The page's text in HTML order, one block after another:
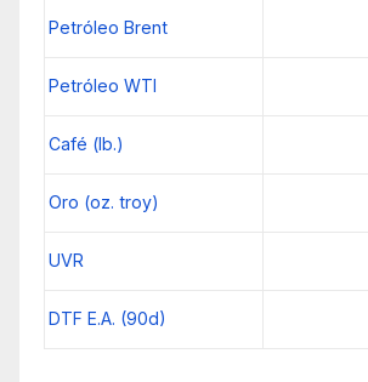
Petróleo Brent
Petróleo WTI
Café (lb.)
Oro (oz. troy)
UVR
DTF E.A. (90d)